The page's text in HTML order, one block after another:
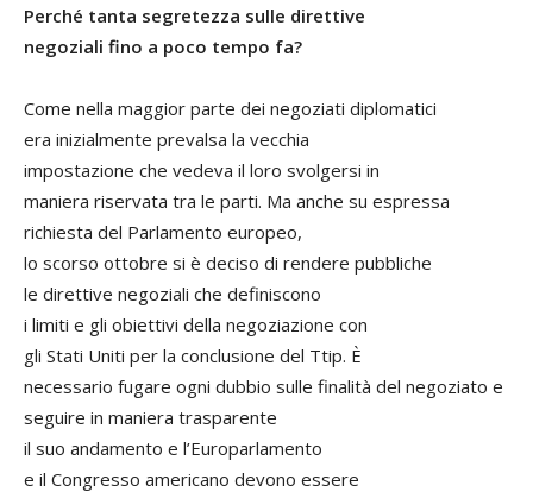
Perché tanta segretezza sulle direttive
negoziali fino a poco tempo fa?
Come nella maggior parte dei negoziati diplomatici
era inizialmente prevalsa la vecchia
impostazione che vedeva il loro svolgersi in
maniera riservata tra le parti. Ma anche su espressa
richiesta del Parlamento europeo,
lo scorso ottobre si è deciso di rendere pubbliche
le direttive negoziali che definiscono
i limiti e gli obiettivi della negoziazione con
gli Stati Uniti per la conclusione del Ttip. È
necessario fugare ogni dubbio sulle finalità del negoziato e
seguire in maniera trasparente
il suo andamento e l’Europarlamento
e il Congresso americano devono essere